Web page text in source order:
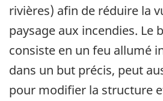
rivières) afin de réduire la
paysage aux incendies. Le
consiste en un feu allumé
dans un but précis, peut
pour modifier la structure